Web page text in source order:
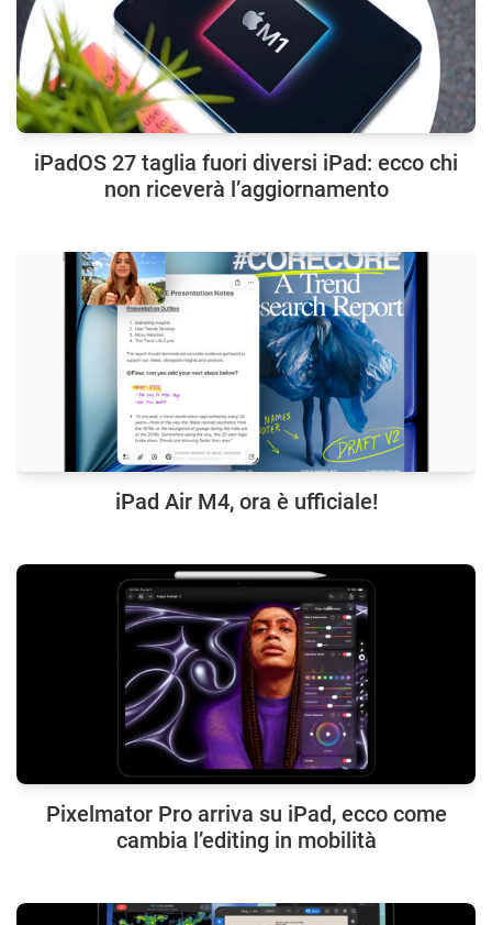
iPadOS 27 taglia fuori diversi iPad: ecco chi
non riceverà l’aggiornamento
iPad Air M4, ora è ufficiale!
Pixelmator Pro arriva su iPad, ecco come
cambia l’editing in mobilità